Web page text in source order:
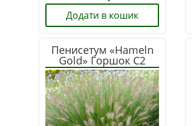
Додати в кошик
Пенисетум «Hameln
Gold» Горшок С2